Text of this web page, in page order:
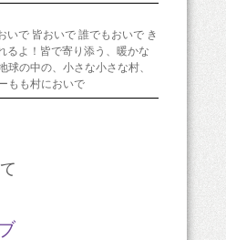
いで 皆おいで 誰でもおいで き
るよ！皆で寄り添う、暖かな
球の中の、小さな小さな村、
もも村においで